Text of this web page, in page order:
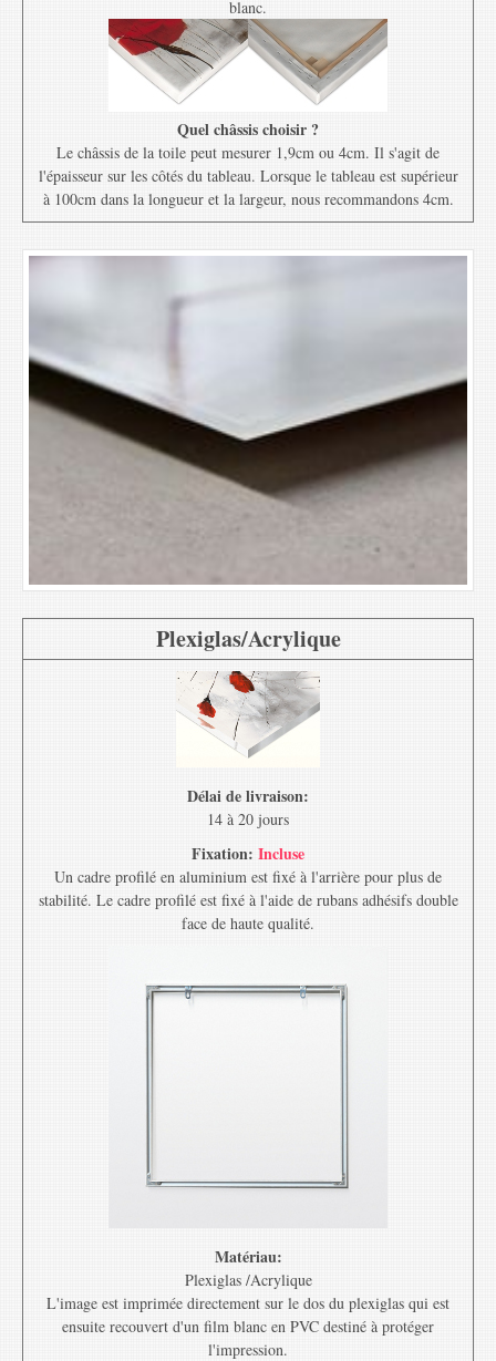
blanc.
Quel châssis choisir ?
Le châssis de la toile peut mesurer 1,9cm ou 4cm. Il s'agit de
l'épaisseur sur les côtés du tableau. Lorsque le tableau est supérieur
à 100cm dans la longueur et la largeur, nous recommandons 4cm.
Plexiglas/Acrylique
Délai de livraison:
14 à 20 jours
Fixation: Incluse
Un cadre profilé en aluminium est fixé à l'arrière pour plus de
stabilité. Le cadre profilé est fixé à l'aide de rubans adhésifs double
face de haute qualité.
Matériau:
Plexiglas /Acrylique
L'image est imprimée directement sur le dos du plexiglas qui est
ensuite recouvert d'un film blanc en PVC destiné à protéger
l'impression.